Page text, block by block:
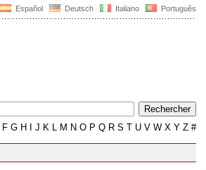
Español Deutsch Italiano Português
F G H J K L M N O P Q R S T U V W X Y Z #